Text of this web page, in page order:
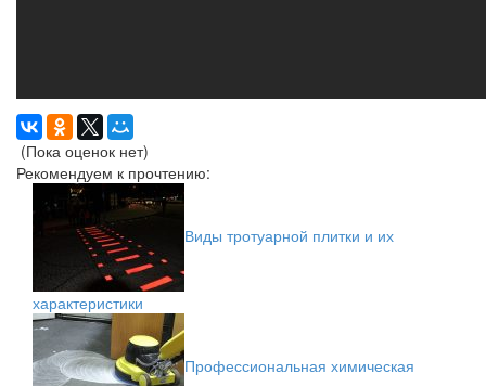
(Пока оценок нет)
Рекомендуем к прочтению:
Виды тротуарной плитки и их
характеристики
Профессиональная химическая